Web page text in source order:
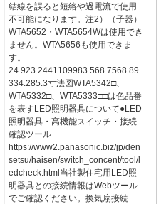
結線を誤ると短絡や過電流で使用
不可能になります。注2）（子器）
WTA5652・WTA5654Wは使用でき
ません。WTA5656も使用できま
す。
24.923.2441109983.568.7568.89.
334.285.3寸法図WTA5342□、
WTA5332□、WTA5333□□は色品番
を表すLED照明器具について●LED
照明器具・高機能スイッチ・接続
確認ツール
https://www2.panasonic.biz/jp/den
setsu/haisen/switch_concent/tool/l
edcheck.html当社製住宅用LED照
明器具との接続情報はWebツール
でご確認ください。換気扇接続